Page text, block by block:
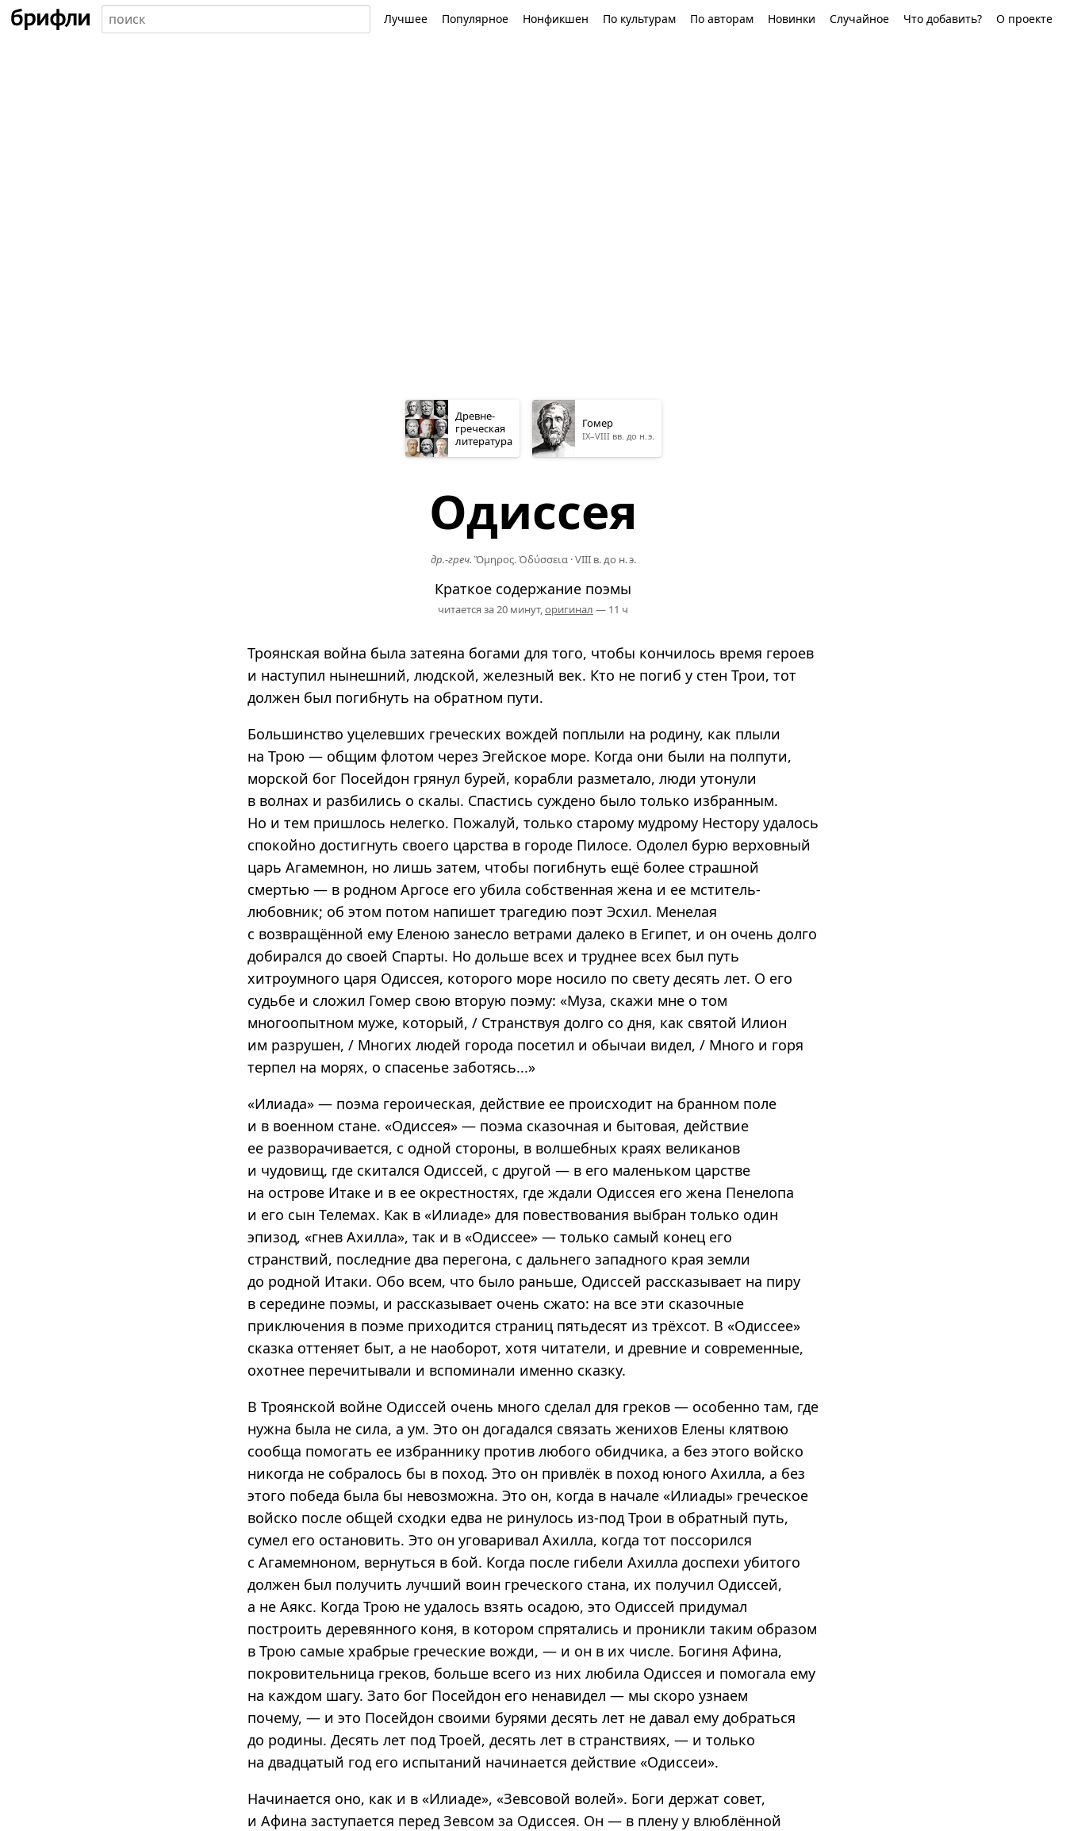
Лучшее Популярное Нонфикшен По культурам По авторам Новинки Случайное Что добавить? О проекте
Древне­
греческая
литература
Гомер
IX–VIII вв. до н. э.
Одиссея
др.-греч. Ὅμηρος. Ὀδύσσεια·VIII в. до н. э.
Краткое содержание поэмы
читается за 20 минут,оригинал — 11 ч
Троянская война была затеяна богами для того, чтобы кончилось время героев
и наступил нынешний, людской, железный век. Кто не погиб у стен Трои, тот
должен был погибнуть на обратном пути.
Большинство уцелевших греческих вождей поплыли на родину, как плыли
на Трою — общим флотом через Эгейское море. Когда они были на полпути,
морской бог Посейдон грянул бурей, корабли разметало, люди утонули
в волнах и разбились о скалы. Спастись суждено было только избранным.
Но и тем пришлось нелегко. Пожалуй, только старому мудрому Нестору удалось
спокойно достигнуть своего царства в городе Пилосе. Одолел бурю верховный
царь Агамемнон, но лишь затем, чтобы погибнуть ещё более страшной
смертью — в родном Аргосе его убила собственная жена и ее мститель-
любовник; об этом потом напишет трагедию поэт Эсхил. Менелая
с возвращённой ему Еленою занесло ветрами далеко в Египет, и он очень долго
добирался до своей Спарты. Но дольше всех и труднее всех был путь
хитроумного царя Одиссея, которого море носило по свету десять лет. О его
судьбе и сложил Гомер свою вторую поэму: «Муза, скажи мне о том
многоопытном муже, который, / Странствуя долго со дня, как святой Илион
им разрушен, / Многих людей города посетил и обычаи видел, / Много и горя
терпел на морях, о спасенье заботясь...»
«Илиада» — поэма героическая, действие ее происходит на бранном поле
и в военном стане. «Одиссея» — поэма сказочная и бытовая, действие
ее разворачивается, с одной стороны, в волшебных краях великанов
и чудовищ, где скитался Одиссей, с другой — в его маленьком царстве
на острове Итаке и в ее окрестностях, где ждали Одиссея его жена Пенелопа
и его сын Телемах. Как в «Илиаде» для повествования выбран только один
эпизод, «гнев Ахилла», так и в «Одиссее» — только самый конец его
странствий, последние два перегона, с дальнего западного края земли
до родной Итаки. Обо всем, что было раньше, Одиссей рассказывает на пиру
в середине поэмы, и рассказывает очень сжато: на все эти сказочные
приключения в поэме приходится страниц пятьдесят из трёхсот. В «Одиссее»
сказка оттеняет быт, а не наоборот, хотя читатели, и древние и современные,
охотнее перечитывали и вспоминали именно сказку.
В Троянской войне Одиссей очень много сделал для греков — особенно там, где
нужна была не сила, а ум. Это он догадался связать женихов Елены клятвою
сообща помогать ее избраннику против любого обидчика, а без этого войско
никогда не собралось бы в поход. Это он привлёк в поход юного Ахилла, а без
этого победа была бы невозможна. Это он, когда в начале «Илиады» греческое
войско после общей сходки едва не ринулось из-под Трои в обратный путь,
сумел его остановить. Это он уговаривал Ахилла, когда тот поссорился
с Агамемноном, вернуться в бой. Когда после гибели Ахилла доспехи убитого
должен был получить лучший воин греческого стана, их получил Одиссей,
а не Аякс. Когда Трою не удалось взять осадою, это Одиссей придумал
построить деревянного коня, в котором спрятались и проникли таким образом
в Трою самые храбрые греческие вожди, — и он в их числе. Богиня Афина,
покровительница греков, больше всего из них любила Одиссея и помогала ему
на каждом шагу. Зато бог Посейдон его ненавидел — мы скоро узнаем
почему, — и это Посейдон своими бурями десять лет не давал ему добраться
до родины. Десять лет под Троей, десять лет в странствиях, — и только
на двадцатый год его испытаний начинается действие «Одиссеи».
Начинается оно, как и в «Илиаде», «Зевсовой волей». Боги держат совет,
и Афина заступается перед Зевсом за Одиссея. Он — в плену у влюблённой